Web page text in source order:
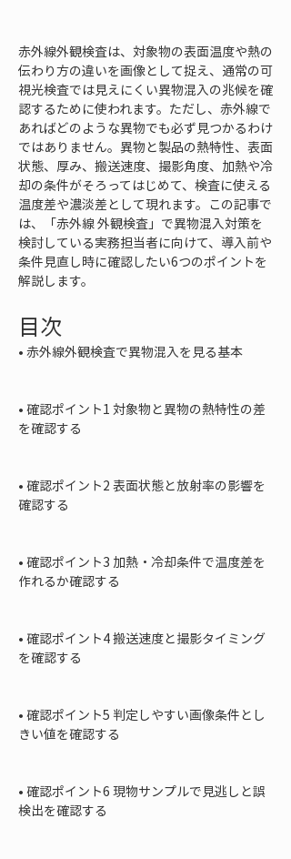
赤外線外観検査は、対象物の表面温度や熱の
伝わり方の違いを画像として捉え、通常の可
視光検査では見えにくい異物混入の兆候を確
認するために使われます。ただし、赤外線で
あればどのような異物でも必ず見つかるわけ
ではありません。異物と製品の熱特性、表面
状態、厚み、搬送速度、撮影角度、加熱や冷
却の条件がそろってはじめて、検査に使える
温度差や濃淡差として現れます。この記事で
は、「赤外線 外観検査」で異物混入対策を
検討している実務担当者に向けて、導入前や
条件見直し時に確認したい6つのポイントを
解説します。
目次
• 赤外線外観検査で異物混入を見る基本
• 確認ポイント1 対象物と異物の熱特性の差
を確認する
• 確認ポイント2 表面状態と放射率の影響を
確認する
• 確認ポイント3 加熱・冷却条件で温度差を
作れるか確認する
• 確認ポイント4 搬送速度と撮影タイミング
を確認する
• 確認ポイント5 判定しやすい画像条件とし
きい値を確認する
• 確認ポイント6 現物サンプルで見逃しと誤
検出を確認する